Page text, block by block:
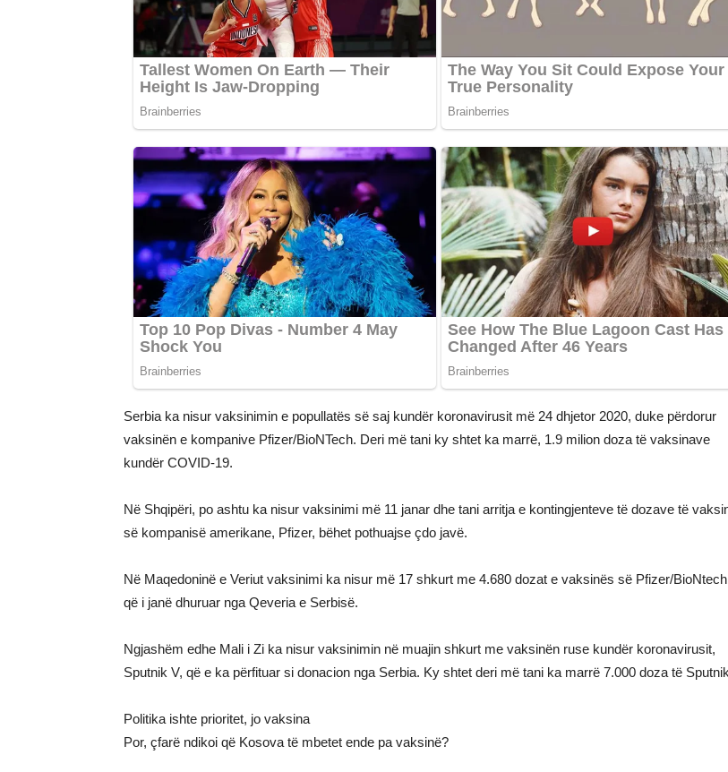
Serbia ka nisur vaksinimin e popullatës së saj kundër koronavirusit më 24 dhjetor 2020, duke përdorur
vaksinën e kompanive Pfizer/BioNTech. Deri më tani ky shtet ka marrë, 1.9 milion doza të vaksinave
kundër COVID-19.
Në Shqipëri, po ashtu ka nisur vaksinimi më 11 janar dhe tani arritja e kontingjenteve të dozave të
së kompanisë amerikane, Pfizer, bëhet pothuajse çdo javë.
Në Maqedoninë e Veriut vaksinimi ka nisur më 17 shkurt me 4.680 dozat e vaksinës së Pfizer/
që i janë dhuruar nga Qeveria e Serbisë.
Ngjashëm edhe Mali i Zi ka nisur vaksinimin në muajin shkurt me vaksinën ruse kundër koronavirusit,
Sputnik V, që e ka përfituar si donacion nga Serbia. Ky shtet deri më tani ka marrë 7.000 doza të
Politika ishte prioritet, jo vaksina
Por, çfarë ndikoi që Kosova të mbetet ende pa vaksinë?